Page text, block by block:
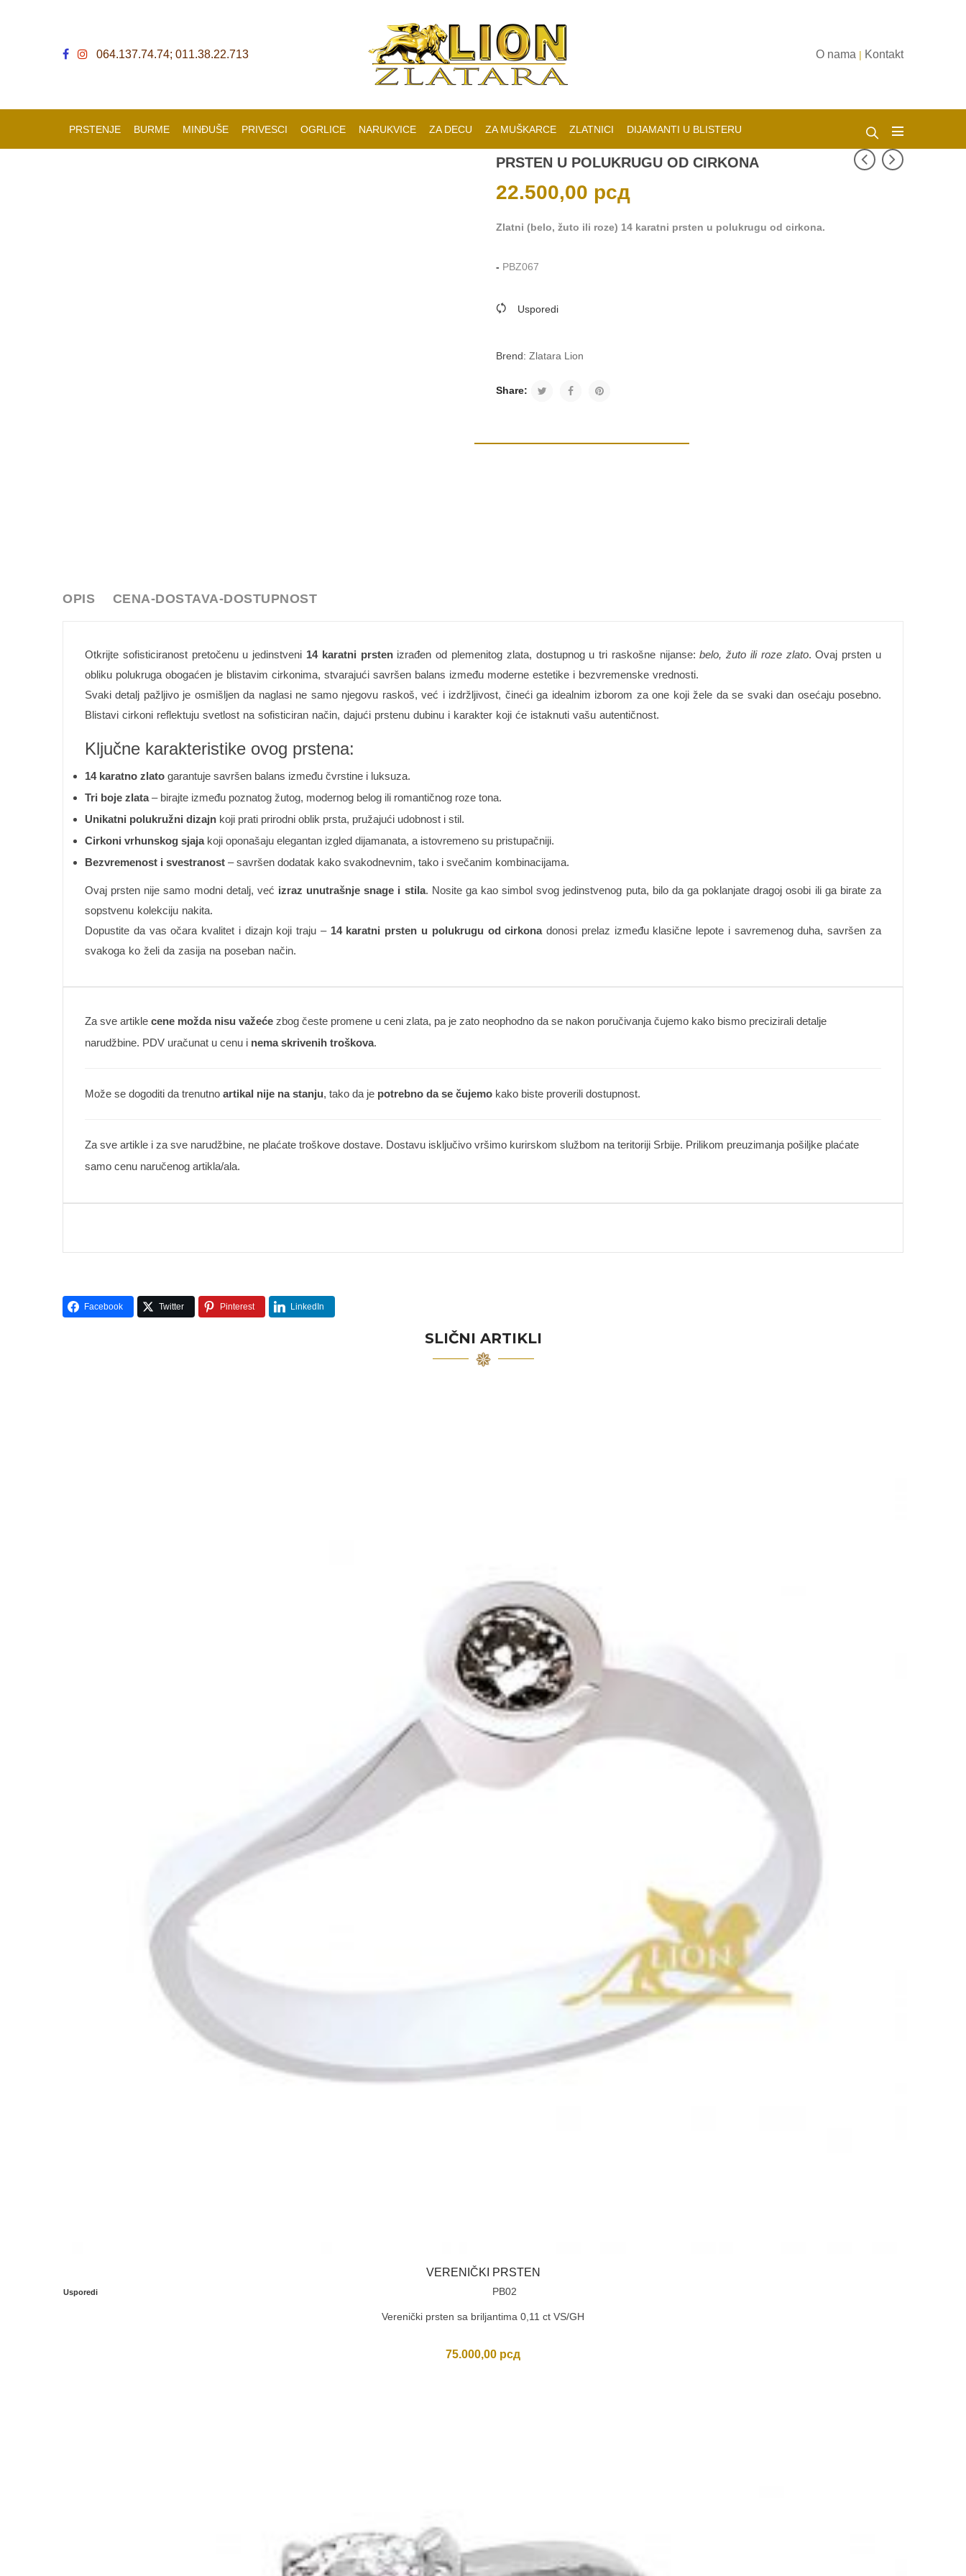
064.137.74.74; 011.38.22.713 O nama | Kontakt
PRSTENJE BURME MINĐUŠE PRIVESCI OGRLICE NARUKVICE ZA DECU ZA MUŠKARCE ZLATNICI DIJAMANTI U BLISTERU
PRSTEN U POLUKRUGU OD CIRKONA
22.500,00 рсд
Zlatni (belo, žuto ili roze) 14 karatni prsten u polukrugu od cirkona.
- PBZ067
Usporedi
Brend:Zlatara Lion
Share:
OPIS CENA-DOSTAVA-DOSTUPNOST
Otkrijte sofisticiranost pretočenu u jedinstveni 14 karatni prstenizrađen od plemenitog zlata, dostupnog u tri raskošne nijanse:belo, žuto ili roze zlato. Ovaj prsten u
obliku polukruga obogaćen je blistavim cirkonima, stvarajući savršen balans između moderne estetike i bezvremenske vrednosti.
Svaki detalj pažljivo je osmišljen da naglasi ne samo njegovu raskoš, već i izdržljivost, čineći ga idealnim izborom za one koji žele da se svaki dan osećaju posebno.
Blistavi cirkoni reflektuju svetlost na sofisticiran način, dajući prstenu dubinu i karakter koji će istaknuti vašu autentičnost.
Ključne karakteristike ovog prstena:
14 karatno zlato garantuje savršen balans između čvrstine i luksuza.
Tri boje zlata– birajte između poznatog žutog, modernog belog ili romantičnog roze tona.
Unikatni polukružni dizajn koji prati prirodni oblik prsta, pružajući udobnost i stil.
Cirkoni vrhunskog sjajakoji oponašaju elegantan izgled dijamanata, a istovremeno su pristupačniji.
Bezvremenost i svestranost – savršen dodatak kako svakodnevnim, tako i svečanim kombinacijama.
Ovaj prsten nije samo modni detalj, već izraz unutrašnje snage i stila. Nosite ga kao simbol svog jedinstvenog puta, bilo da ga poklanjate dragoj osobi ili ga birate za
sopstvenu kolekciju nakita.
Dopustite da vas očara kvalitet i dizajn koji traju – 14 karatni prsten u polukrugu od cirkonadonosi prelaz između klasične lepote i savremenog duha, savršen za
svakoga ko želi da zasija na poseban način.
Za sve artikle cene možda nisu važeće zbog česte promene u ceni zlata, pa je zato neophodno da se nakon poručivanja čujemo kako bismo precizirali detalje
narudžbine. PDV uračunat u cenu i nema skrivenih troškova.
Može se dogoditi da trenutno artikal nije na stanju, tako da je potrebno da se čujemo kako biste proverili dostupnost.
Za sve artikle i za sve narudžbine, ne plaćate troškove dostave. Dostavu isključivo vršimo kurirskom službom na teritoriji Srbije. Prilikom preuzimanja pošiljke plaćate
samo cenu naručenog artikla/ala.
Facebook Twitter Pinterest LinkedIn
SLIČNI ARTIKLI
VERENIČKI PRSTEN
Usporedi PB02
Verenički prsten sa briljantima 0,11 ct VS/GH
75.000,00 рсд